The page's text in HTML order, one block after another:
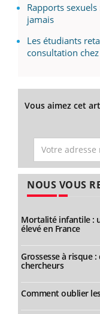
Rapports
jamais
Les étudiants
consultation
Vous aimez cet
NOUS VOUS
Mortalité infantile :
élevé en France
Grossesse à risque
chercheurs
Comment oublier